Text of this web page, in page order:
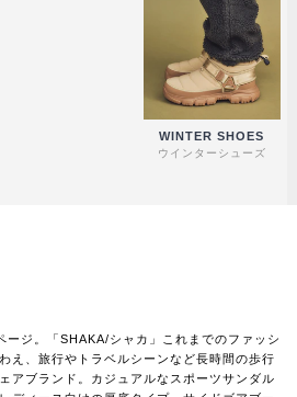
WINTER SHOES
ウインターシューズ
ージ。「SHAKA/シャカ」これまでのファッシ
え、旅行やトラベルシーンなど長時間の歩行
アブランド。カジュアルなスポーツサンダル